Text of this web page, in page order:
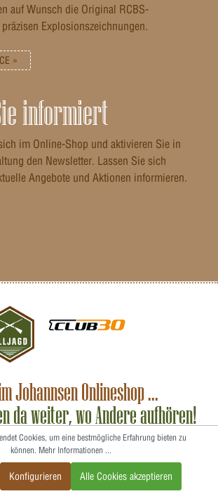
auf Wunsch die Original RCBS-
Explosionszeichnungen.
»
informiert
im Online-Shop und aktivieren Sie in
den Newsletter. Lassen Sie sich
Angebote und Aktionen informieren.
Johannsen Onlineshop ...
da weiter, wo Andere aufhören!
Smith & Wesson-Händler gehören wir
e.V., einem Zusammenschluss
in Deutschland, die regelmäßig von
geschult werden.
Cookies, um eine bestmögliche Erfahrung bieten zu
können. Mehr Informationen ...
Konfigurieren Alle Cookies akzeptieren